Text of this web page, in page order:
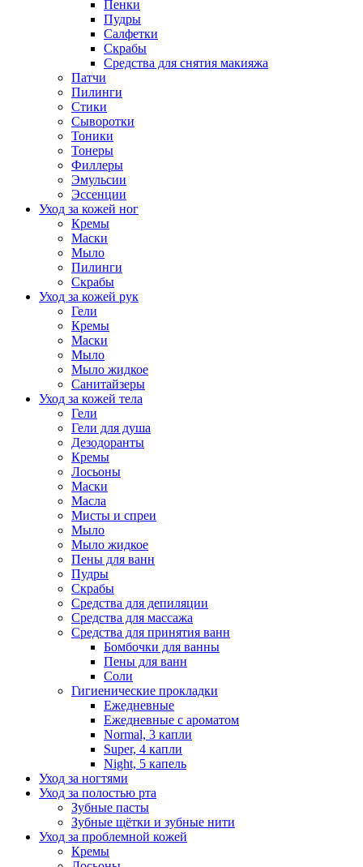
Пенки
Пудры
Салфетки
Скрабы
Средства для снятия макияжа
Патчи
Пилинги
Стики
Сыворотки
Тоники
Тонеры
Филлеры
Эмульсии
Эссенции
Уход за кожей ног
Кремы
Маски
Мыло
Пилинги
Скрабы
Уход за кожей рук
Гели
Кремы
Маски
Мыло
Мыло жидкое
Санитайзеры
Уход за кожей тела
Гели
Гели для душа
Дезодоранты
Кремы
Лосьоны
Маски
Масла
Мисты и спреи
Мыло
Мыло жидкое
Пены для ванн
Пудры
Скрабы
Средства для депиляции
Средства для массажа
Средства для принятия ванн
Бомбочки для ванны
Пены для ванн
Соли
Гигиенические прокладки
Ежедневные
Ежедневные с ароматом
Normal, 3 капли
Super, 4 капли
Night, 5 капель
Уход за ногтями
Уход за полостью рта
Зубные пасты
Зубные щётки и зубные нити
Уход за проблемной кожей
Кремы